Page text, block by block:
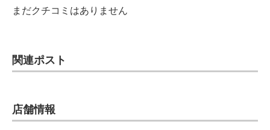
ちょっと気になるネットの話題
まだクチコミはありません
関連ポスト
店舗情報